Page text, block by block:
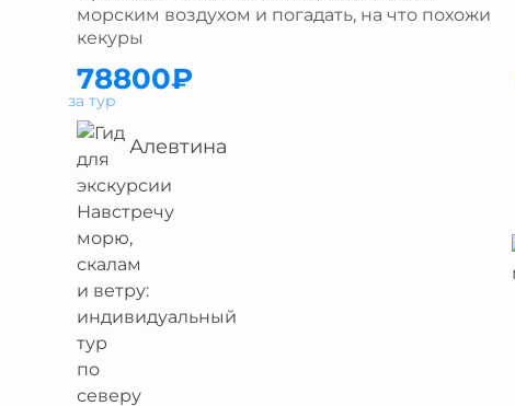
морским воздухом и погадать, на что похожи
кекуры
78800₽
за тур
Алевтина